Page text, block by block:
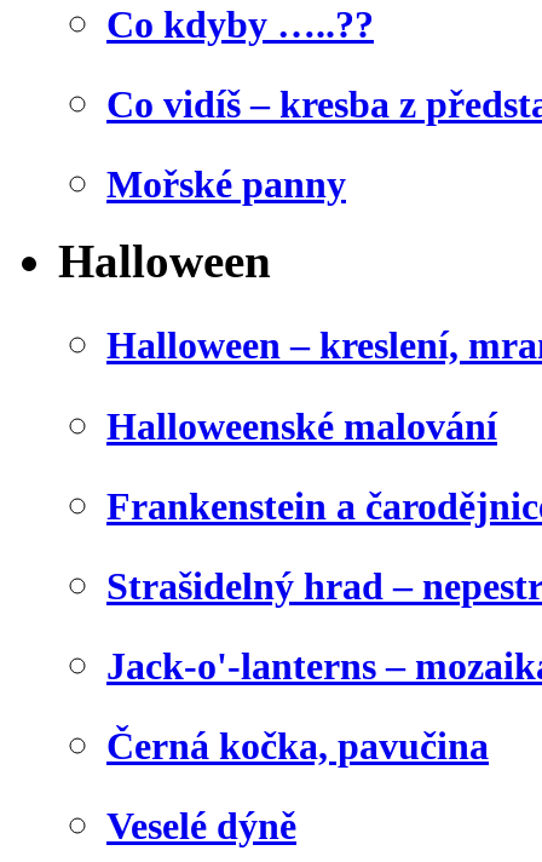
Co kdyby …..??
Co vidíš – kresba z
Mořské panny
Halloween
Halloween – kreslení,
Halloweenské malování
Frankenstein a
Strašidelný hrad –
Jack-o'-lanterns –
Černá kočka, pavučina
Veselé dýně